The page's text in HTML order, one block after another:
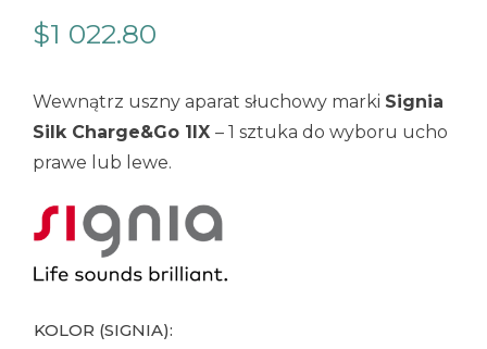
$1 022.80
Wewnątrz uszny aparat słuchowy marki Signia
Silk Charge&Go 1IX – 1 sztuka do wyboru ucho
prawe lub lewe.
KOLOR (SIGNIA):